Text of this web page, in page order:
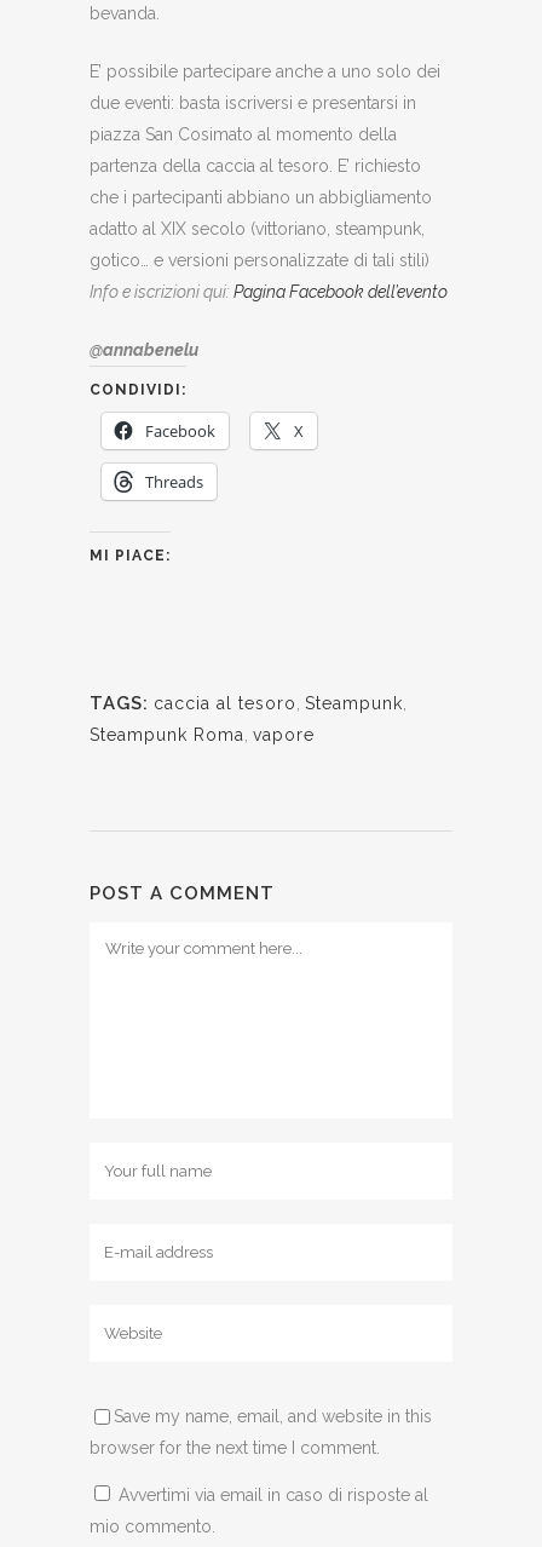
bevanda.
E’ possibile partecipare anche a uno solo dei
due eventi: basta iscriversi e presentarsi in
piazza San Cosimato al momento della
partenza della caccia al tesoro. E’ richiesto
che i partecipanti abbiano un abbigliamento
adatto al XIX secolo (vittoriano, steampunk,
gotico… e versioni personalizzate di tali stili)
Info e iscrizioni qui: Pagina Facebook dell’evento
@annabenelu
CONDIVIDI:
Facebook X
Threads
MI PIACE:
TAGS: caccia al tesoro Steampunk
Steampunk Roma vapore
POST A COMMENT
Save my name, email, and website in this
browser for the next time I comment.
Avvertimi via email in caso di risposte al
mio commento.